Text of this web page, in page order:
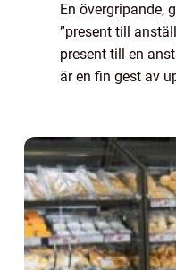
En övergripande,
”present till
present till en
är en fin gest av